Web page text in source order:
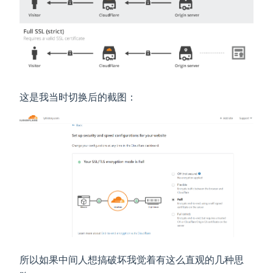
这是我当时切换后的截图：
所以如果中间人想搞破坏我觉着有这么直观的几种思